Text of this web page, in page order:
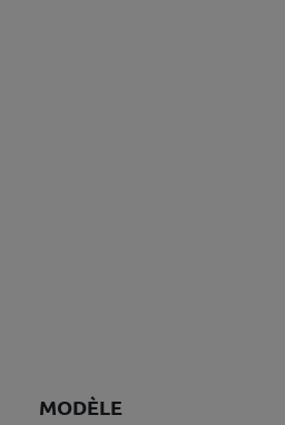
MODÈLE